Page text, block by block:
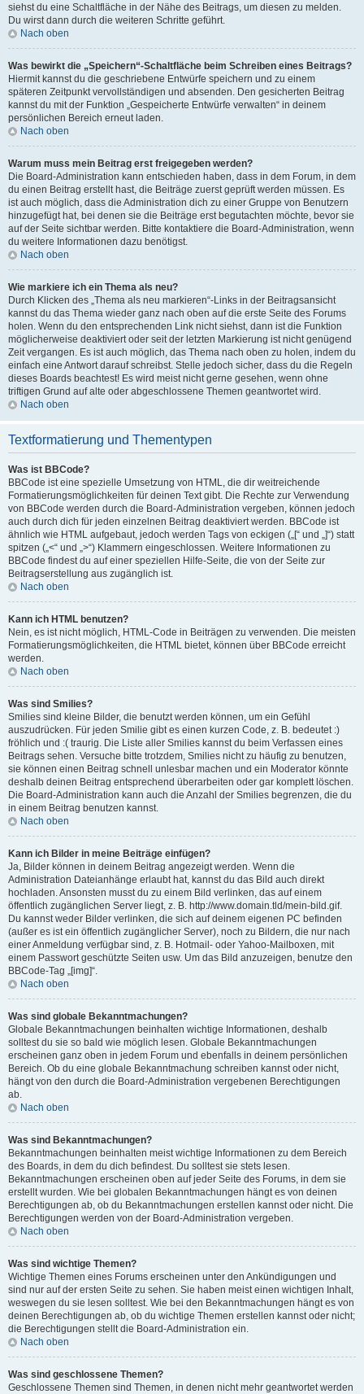
siehst du eine Schaltfläche in der Nähe des Beitrags, um diesen zu melden.
Du wirst dann durch die weiteren Schritte geführt.
Nach oben
Was bewirkt die „Speichern“-Schaltfläche beim Schreiben eines Beitrags?
Hiermit kannst du die geschriebene Entwürfe speichern und zu einem
späteren Zeitpunkt vervollständigen und absenden. Den gesicherten Beitrag
kannst du mit der Funktion „Gespeicherte Entwürfe verwalten“ in deinem
persönlichen Bereich erneut laden.
Nach oben
Warum muss mein Beitrag erst freigegeben werden?
Die Board-Administration kann entschieden haben, dass in dem Forum, in dem
du einen Beitrag erstellt hast, die Beiträge zuerst geprüft werden müssen. Es
ist auch möglich, dass die Administration dich zu einer Gruppe von Benutzern
hinzugefügt hat, bei denen sie die Beiträge erst begutachten möchte, bevor sie
auf der Seite sichtbar werden. Bitte kontaktiere die Board-Administration, wenn
du weitere Informationen dazu benötigst.
Nach oben
Wie markiere ich ein Thema als neu?
Durch Klicken des „Thema als neu markieren“-Links in der Beitragsansicht
kannst du das Thema wieder ganz nach oben auf die erste Seite des Forums
holen. Wenn du den entsprechenden Link nicht siehst, dann ist die Funktion
möglicherweise deaktiviert oder seit der letzten Markierung ist nicht genügend
Zeit vergangen. Es ist auch möglich, das Thema nach oben zu holen, indem du
einfach eine Antwort darauf schreibst. Stelle jedoch sicher, dass du die Regeln
dieses Boards beachtest! Es wird meist nicht gerne gesehen, wenn ohne
triftigen Grund auf alte oder abgeschlossene Themen geantwortet wird.
Nach oben
Textformatierung und Thementypen
Was ist BBCode?
BBCode ist eine spezielle Umsetzung von HTML, die dir weitreichende
Formatierungsmöglichkeiten für deinen Text gibt. Die Rechte zur Verwendung
von BBCode werden durch die Board-Administration vergeben, können jedoch
auch durch dich für jeden einzelnen Beitrag deaktiviert werden. BBCode ist
ähnlich wie HTML aufgebaut, jedoch werden Tags von eckigen („[“ und „]“) statt
spitzen („<“ und „>“) Klammern eingeschlossen. Weitere Informationen zu
BBCode findest du auf einer speziellen Hilfe-Seite, die von der Seite zur
Beitragserstellung aus zugänglich ist.
Nach oben
Kann ich HTML benutzen?
Nein, es ist nicht möglich, HTML-Code in Beiträgen zu verwenden. Die meisten
Formatierungsmöglichkeiten, die HTML bietet, können über BBCode erreicht
werden.
Nach oben
Was sind Smilies?
Smilies sind kleine Bilder, die benutzt werden können, um ein Gefühl
auszudrücken. Für jeden Smilie gibt es einen kurzen Code, z. B. bedeutet :)
fröhlich und :( traurig. Die Liste aller Smilies kannst du beim Verfassen eines
Beitrags sehen. Versuche bitte trotzdem, Smilies nicht zu häufig zu benutzen,
sie können einen Beitrag schnell unlesbar machen und ein Moderator könnte
deshalb deinen Beitrag entsprechend überarbeiten oder gar komplett löschen.
Die Board-Administration kann auch die Anzahl der Smilies begrenzen, die du
in einem Beitrag benutzen kannst.
Nach oben
Kann ich Bilder in meine Beiträge einfügen?
Ja, Bilder können in deinem Beitrag angezeigt werden. Wenn die
Administration Dateianhänge erlaubt hat, kannst du das Bild auch direkt
hochladen. Ansonsten musst du zu einem Bild verlinken, das auf einem
öffentlich zugänglichen Server liegt, z. B. http://www.domain.tld/mein-bild.gif.
Du kannst weder Bilder verlinken, die sich auf deinem eigenen PC befinden
(außer es ist ein öffentlich zugänglicher Server), noch zu Bildern, die nur nach
einer Anmeldung verfügbar sind, z. B. Hotmail- oder Yahoo-Mailboxen, mit
einem Passwort geschützte Seiten usw. Um das Bild anzuzeigen, benutze den
BBCode-Tag „[img]“.
Nach oben
Was sind globale Bekanntmachungen?
Globale Bekanntmachungen beinhalten wichtige Informationen, deshalb
solltest du sie so bald wie möglich lesen. Globale Bekanntmachungen
erscheinen ganz oben in jedem Forum und ebenfalls in deinem persönlichen
Bereich. Ob du eine globale Bekanntmachung schreiben kannst oder nicht,
hängt von den durch die Board-Administration vergebenen Berechtigungen
ab.
Nach oben
Was sind Bekanntmachungen?
Bekanntmachungen beinhalten meist wichtige Informationen zu dem Bereich
des Boards, in dem du dich befindest. Du solltest sie stets lesen.
Bekanntmachungen erscheinen oben auf jeder Seite des Forums, in dem sie
erstellt wurden. Wie bei globalen Bekanntmachungen hängt es von deinen
Berechtigungen ab, ob du Bekanntmachungen erstellen kannst oder nicht. Die
Berechtigungen werden von der Board-Administration vergeben.
Nach oben
Was sind wichtige Themen?
Wichtige Themen eines Forums erscheinen unter den Ankündigungen und
sind nur auf der ersten Seite zu sehen. Sie haben meist einen wichtigen Inhalt,
weswegen du sie lesen solltest. Wie bei den Bekanntmachungen hängt es von
deinen Berechtigungen ab, ob du wichtige Themen erstellen kannst oder nicht;
die Berechtigungen stellt die Board-Administration ein.
Nach oben
Was sind geschlossene Themen?
Geschlossene Themen sind Themen, in denen nicht mehr geantwortet werden